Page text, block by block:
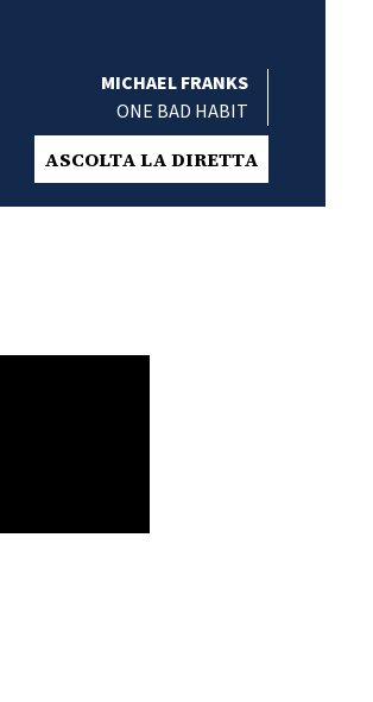
MICHAEL FRANKS
ONE BAD HABIT
ASCOLTA LA DIRETTA